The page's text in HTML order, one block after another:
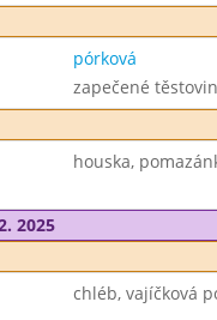
pórková
zapečené
houska,
2025
chléb, vajíčková